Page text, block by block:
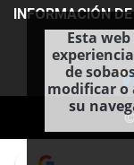
Esta
de
modificar o
su
INFORMACIÓN